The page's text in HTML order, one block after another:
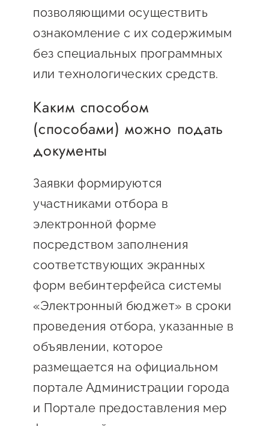
позволяющими осуществить
ознакомление с их содержимым
без специальных программных
или технологических средств.
Каким способом
(способами) можно подать
документы
Заявки формируются
участниками отбора в
электронной форме
посредством заполнения
соответствующих экранных
форм вебинтерфейса системы
«Электронный бюджет» в сроки
проведения отбора, указанные в
объявлении, которое
размещается на официальном
портале Администрации города
и Портале предоставления мер